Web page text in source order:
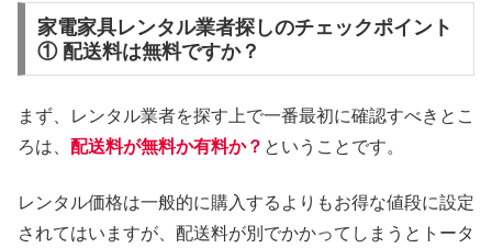
家電家具レンタル業者探しのチェックポイント
① 配送料は無料ですか？
まず、レンタル業者を探す上で一番最初に確認すべきとこ
ろは、 配送料が無料か有料か？ ということです。
レンタル価格は一般的に購入するよりもお得な値段に設定
されてはいますが、配送料が別でかかってしまうとトータ